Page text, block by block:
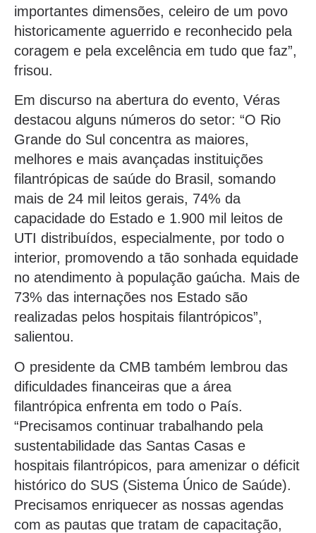
importantes dimensões, celeiro de um povo
historicamente aguerrido e reconhecido pela
coragem e pela excelência em tudo que faz”,
frisou.
Em discurso na abertura do evento, Véras
destacou alguns números do setor: “O Rio
Grande do Sul concentra as maiores,
melhores e mais avançadas instituições
filantrópicas de saúde do Brasil, somando
mais de 24 mil leitos gerais, 74% da
capacidade do Estado e 1.900 mil leitos de
UTI distribuídos, especialmente, por todo o
interior, promovendo a tão sonhada equidade
no atendimento à população gaúcha. Mais de
73% das internações nos Estado são
realizadas pelos hospitais filantrópicos”,
salientou.
O presidente da CMB também lembrou das
dificuldades financeiras que a área
filantrópica enfrenta em todo o País.
“Precisamos continuar trabalhando pela
sustentabilidade das Santas Casas e
hospitais filantrópicos, para amenizar o déficit
histórico do SUS (Sistema Único de Saúde).
Precisamos enriquecer as nossas agendas
com as pautas que tratam de capacitação,